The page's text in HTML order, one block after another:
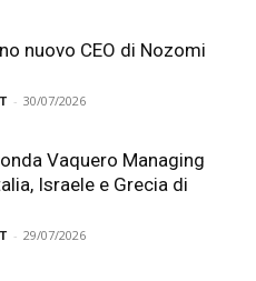
nuovo CEO di Nozomi
- 30/07/2026
Vaquero Managing
Israele e Grecia di
- 29/07/2026